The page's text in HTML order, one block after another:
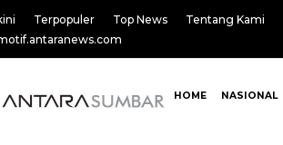
Terpopuler Top News Tentang Kami
HOME NASIONAL